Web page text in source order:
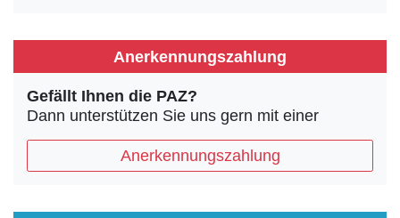
Anerkennungszahlung
Gefällt Ihnen die PAZ?
Dann unterstützen Sie uns gern mit einer
Anerkennungszahlung